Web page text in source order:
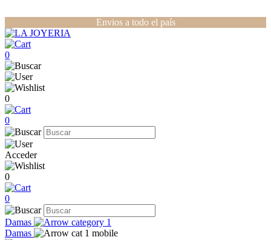
Envios a todo el país
0
0
0
Acceder
0
0
Damas
Damas